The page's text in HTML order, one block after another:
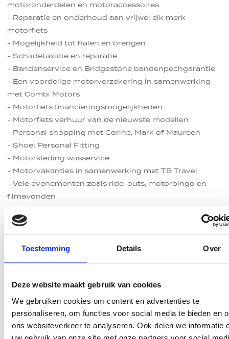
Toestemming Details Over
Deze website maakt gebruik van cookies
We gebruiken cookies om content en advertenties te
personaliseren, om functies voor social media te bieden en
ons websiteverkeer te analyseren. Ook delen we informatie
motoronderdelen en motoraccessoires
- Reparatie en onderhoud aan vrijwel elk merk
motorfiets
- Mogelijkheid tot halen en brengen
- Schadetaxatie en reparatie
- Bandenservice en Bridgestone bandenpechgarantie
- Een voordelige motorverzekering in samenwerking
met Combi Motors
- Motorfiets financieringsmogelijkheden
- Motorfiets verhuur van de nieuwste modellen
- Personal shopping met Corine, Mark of Maureen
- Shoei Personal Fitting
- Motorkleding wasservice
- Motorvakanties in samenwerking met TB Travel
- Vele evenementen zoals ride-outs, motorbingo en
filmavonden
- Moto Hengelo spaarkaart voor onze meest trouwe
klanten
Tot ziens bij:
Tellerstand
40513
Wil je graag een inruilvoorstel ontvangen? Vul dan
onderstaand formulier in en wij nemen contact met je
op.
Alle info rondom verzekeren
Jouw motor goed verzekeren? Bekijk ons advies hier
Gespreid betalen voor Honda CB1000R
Een motor financieren?
ontvangen? Vul dan ons contactformulier in en wij
komen er zo snel mogelijk bij je op terug!